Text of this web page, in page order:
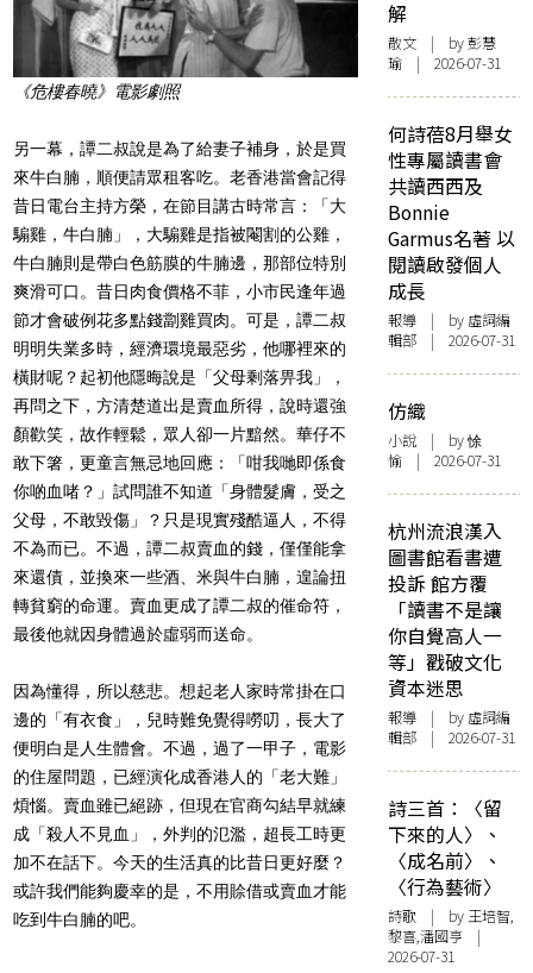
《危樓春曉》電影劇照
另一幕，譚二叔說是為了給妻子補身，於是買
來牛白腩，順便請眾租客吃。老香港當會記得
昔日電台主持方榮，在節目講古時常言：「大
騸雞，牛白腩」，大騸雞是指被閹割的公雞，
牛白腩則是帶白色筋膜的牛腩邊，那部位特別
爽滑可口。昔日肉食價格不菲，小市民逢年過
節才會破例花多點錢劏雞買肉。可是，譚二叔
明明失業多時，經濟環境最惡劣，他哪裡來的
橫財呢？起初他隱晦說是「父母剩落畀我」，
再問之下，方清楚道出是賣血所得，說時還強
顏歡笑，故作輕鬆，眾人卻一片黯然。華仔不
敢下箸，更童言無忌地回應：「咁我哋即係食
你啲血啫？」試問誰不知道「身體髮膚，受之
父母，不敢毀傷」？只是現實殘酷逼人，不得
不為而已。不過，譚二叔賣血的錢，僅僅能拿
來還債，並換來一些酒、米與牛白腩，遑論扭
轉貧窮的命運。賣血更成了譚二叔的催命符，
最後他就因身體過於虛弱而送命。
因為懂得，所以慈悲。想起老人家時常掛在口
邊的「有衣食」，兒時難免覺得嘮叨，長大了
便明白是人生體會。不過，過了一甲子，電影
的住屋問題，已經演化成香港人的「老大難」
煩惱。賣血雖已絕跡，但現在官商勾結早就練
成「殺人不見血」，外判的氾濫，超長工時更
加不在話下。今天的生活真的比昔日更好麼？
或許我們能夠慶幸的是，不用賒借或賣血才能
吃到牛白腩的吧。
解
散文 | by 彭慧
瑜 | 2026-07-31
何詩蓓8月舉女
性專屬讀書會
共讀西西及
Bonnie
Garmus名著 以
閱讀啟發個人
成長
報導 | by 虛詞編
輯部 | 2026-07-31
仿織
小說 | by 悇
愉 | 2026-07-31
杭州流浪漢入
圖書館看書遭
投訴 館方覆
「讀書不是讓
你自覺高人一
等」戳破文化
資本迷思
報導 | by 虛詞編
輯部 | 2026-07-31
詩三首：〈留
下來的人〉、
〈成名前〉、
〈行為藝術〉
詩歌 | by 王培智,
黎喜,潘國亨 |
2026-07-31